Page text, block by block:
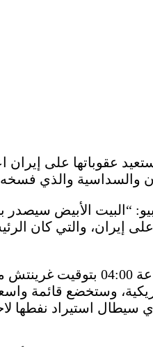
عقوباتها على إيران
والسداسية والذي
“البيت الأبيض سيصدر
إيران، والتي كان
إعلان بومبيو يعني أنه،
وستخضع قائمة
سيطال استيراد نفطها